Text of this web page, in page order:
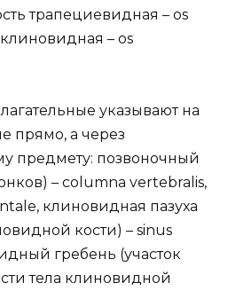
трапециевидная – os
– os
указывают на
прямо, а через
предмету: позвоночный
– columna vertebralis,
клиновидная пазуха
кости) – sinus
гребень (участок
тела клиновидной